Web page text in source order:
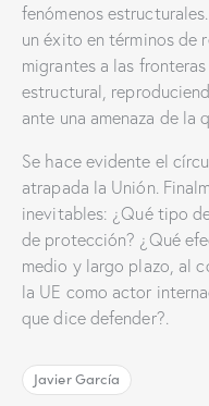
fenómenos
un éxito en términos de
migrantes a las
estructural,
ante una amenaza de la
Se hace evidente el
atrapada la Unión.
inevitables: ¿Qué tipo
de protección? ¿Qué
medio y largo plazo, al
la UE como actor
que dice defender?.
Javier García